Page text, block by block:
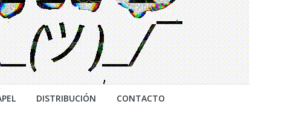
DISTRIBUCIÓN CONTACTO